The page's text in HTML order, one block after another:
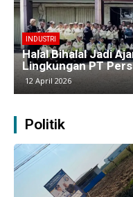
BERITA
Kawasan Industri
Produksi dan
9 April 2026
Politik